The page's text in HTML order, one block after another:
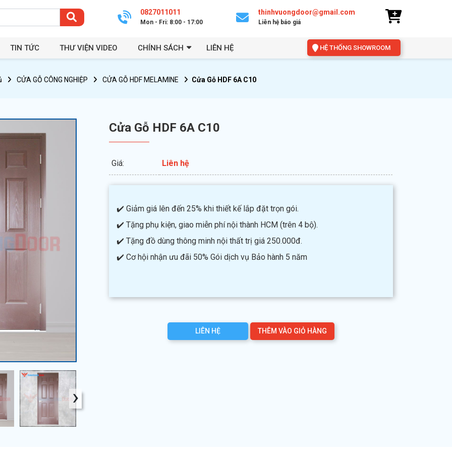
0827011011
Mon - Fri: 8:00 - 17:00
thinhvuongdoor@gmail.com
Liên hệ báo giá
TIN TỨC THƯ VIỆN VIDEO CHÍNH SÁCH LIÊN HỆ HỆ THỐNG SHOWROOM
CỬA GỖ CÔNG NGHIỆP CỬA GỖ HDF MELAMINE Cửa Gỗ HDF 6A C10
›
Cửa Gỗ HDF 6A C10
Giá: Liên hệ
✔️ Giảm giá lên đến 25% khi thiết kế lắp đặt trọn gói.
✔️ Tặng phụ kiện, giao miễn phí nội thành HCM (trên 4 bộ).
✔️ Tặng đồ dùng thông minh nội thất trị giá 250.000đ.
✔️ Cơ hội nhận ưu đãi 50% Gói dịch vụ Bảo hành 5 năm
LIÊN HỆ THÊM VÀO GIỎ HÀNG